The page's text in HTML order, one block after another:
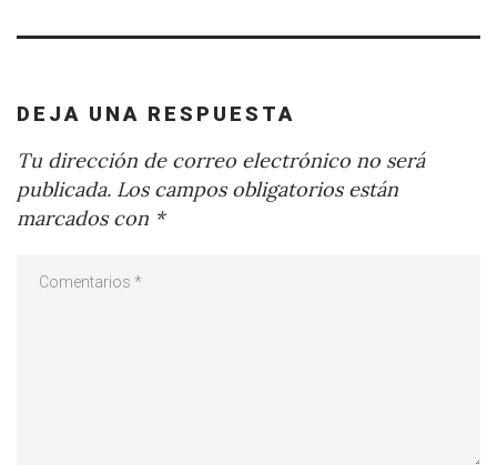
DEJA UNA RESPUESTA
Tu dirección de correo electrónico no será
publicada. Los campos obligatorios están
marcados con *